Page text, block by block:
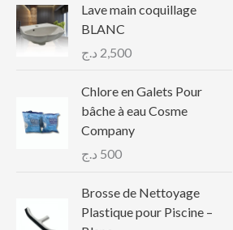
Lave main coquillage
BLANC
2,500 د.ج
Chlore en Galets Pour
bâche à eau Cosme
Company
500 د.ج
Brosse de Nettoyage
Plastique pour Piscine –